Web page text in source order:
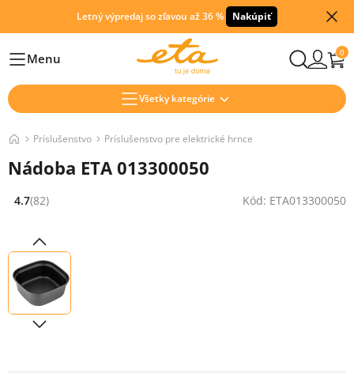
Letný výpredaj so zľavou až 36 % Nakúpiť
HlavníMenu 0
Všetky kategórie
Príslušenstvo Príslušenstvo pre elektrické hrnce
Nádoba ETA 013300050
Hodnocení: 4.7 z 5 (82 recenzí)
4.7(82) Kód: ETA013300050